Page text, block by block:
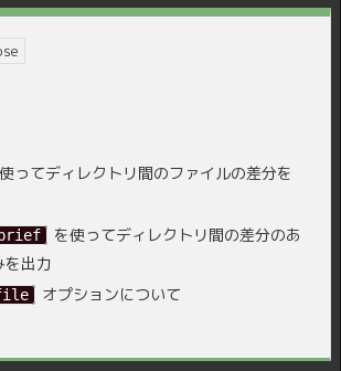
ってディレクトリ間のファイルの差分を
を使ってディレクトリ間の差分のあ
出力
オプションについて